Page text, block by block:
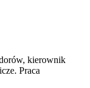
kierownik
Praca